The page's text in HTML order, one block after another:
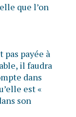
que l’on
pas payée à
il faudra
dans
est «
son